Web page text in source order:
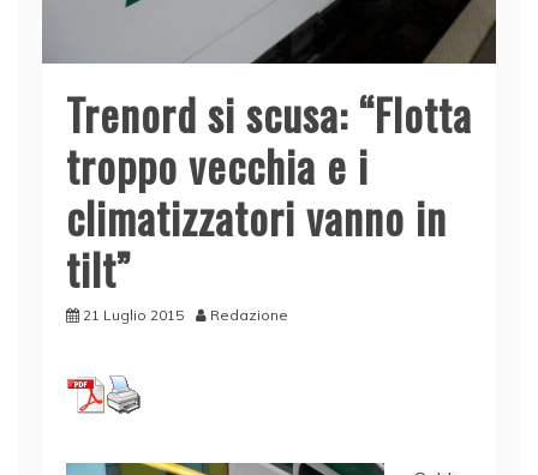
Trenord si scusa: “Flotta
troppo vecchia e i
climatizzatori vanno in
tilt”
21 Luglio 2015 Redazione